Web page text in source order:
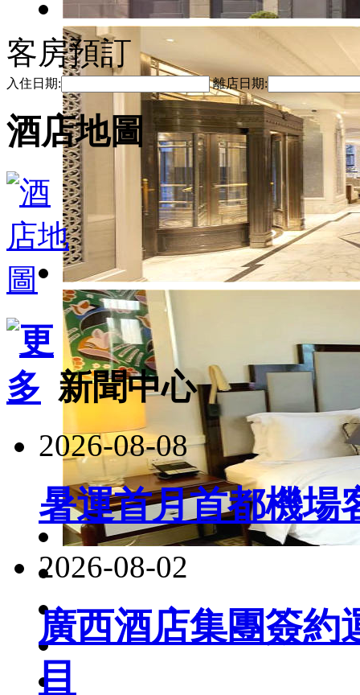
客房預訂
入住日期: 離店日期:
酒店地圖
新聞中心
2026-08-08
暑運首月首都機場
2026-08-02
廣西酒店集團簽約
目